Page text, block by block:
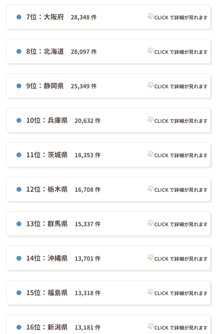
7位：大阪府28,348 件
8位：北海道28,097 件
9位：静岡県25,349 件
10位：兵庫県20,632 件
11位：茨城県 18,353 件
12位：栃木県 16,708 件
13位：群馬県 15,337 件
14位：沖縄県 13,701 件
15位：福島県 13,318 件
16位：新潟県 13,181 件